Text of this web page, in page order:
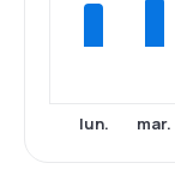
lun. mar.